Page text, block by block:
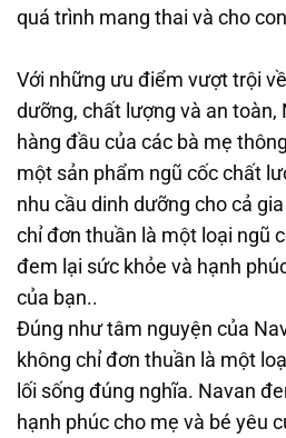
quá trình mang thai và cho
Với những ưu điểm vượt trội
dưỡng, chất lượng và an toàn,
hàng đầu của các bà mẹ
một sản phẩm ngũ cốc chất
nhu cầu dinh dưỡng cho cả
chỉ đơn thuần là một loại ngũ
đem lại sức khỏe và hạnh
của bạn..
Đúng như tâm nguyện của
không chỉ đơn thuần là một
lối sống đúng nghĩa. Navan
hạnh phúc cho mẹ và bé yêu